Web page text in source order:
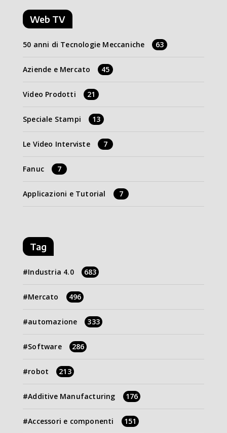
Web TV
50 anni di Tecnologie Meccaniche 63
Aziende e Mercato 45
Video Prodotti 21
Speciale Stampi 13
Le Video Interviste 7
Fanuc 7
Applicazioni e Tutorial 7
Tag
Industria 4.0 683
Mercato 496
automazione 333
Software 286
robot 213
Additive Manufacturing 176
Accessori e componenti 151